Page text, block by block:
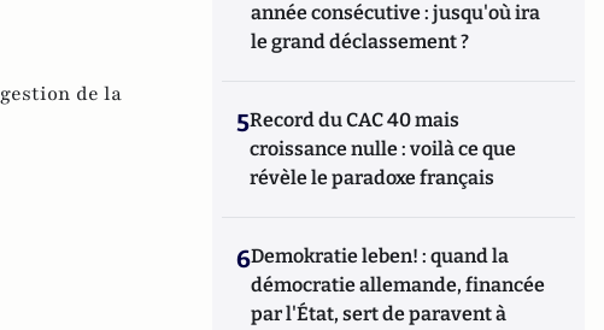
gestion de la
année consécutive : jusqu'où ira
le grand déclassement ?
5Record du CAC 40 mais
croissance nulle : voilà ce que
révèle le paradoxe français
6Demokratie leben! : quand la
démocratie allemande, financée
par l'État, sert de paravent à